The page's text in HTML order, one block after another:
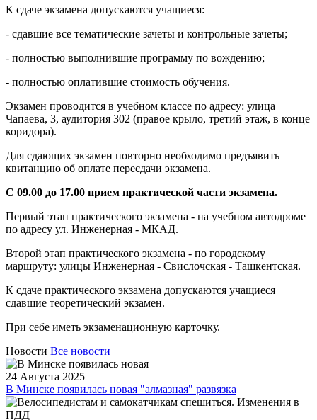
К сдаче экзамена допускаются учащиеся:
- сдавшие все тематические зачеты и контрольные зачеты;
- полностью выполнившие программу по вождению;
- полностью оплатившие стоимость обучения.
Экзамен проводится в учебном классе по адресу: улица
Чапаева, 3, аудитория 302 (правое крыло, третий этаж, в конце
коридора).
Для сдающих экзамен повторно необходимо предъявить
квитанцию об оплате пересдачи экзамена.
С 09.00 до 17.00 прием практической части экзамена.
Первый этап практического экзамена - на учебном автодроме
по адресу ул. Инженерная - МКАД.
Второй этап практического экзамена - по городскому
маршруту: улицы Инженерная - Свислочская - Ташкентская.
К сдаче практического экзамена допускаются учащиеся
сдавшие теоретический экзамен.
При себе иметь экзаменационную карточку.
Новости Все новости
24 Августа 2025
В Минске появилась новая "алмазная" развязка